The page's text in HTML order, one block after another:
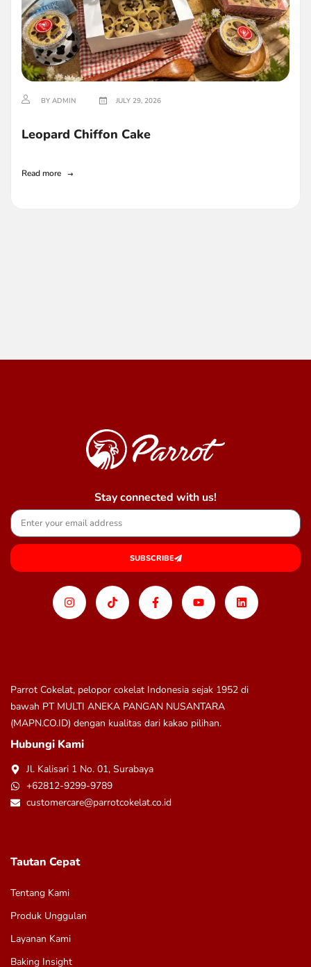
BY ADMIN JULY 29, 2026
Leopard Chiffon Cake
Read more
Parrot Cokelat, pelopor cokelat Indonesia sejak 1952 di
bawah PT MULTI ANEKA PANGAN NUSANTARA
(MAPN.CO.ID) dengan kualitas dari kakao pilihan.
Hubungi Kami
Jl. Kalisari 1 No. 01, Surabaya
+62812-9299-9789
customercare@parrotcokelat.co.id
Stay connected with us!
SUBSCRIBE
Tautan Cepat
Tentang Kami
Produk Unggulan
Layanan Kami
Baking Insight